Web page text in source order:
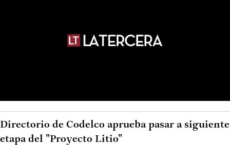
Directorio de Codelco aprueba pasar a siguiente
etapa del "Proyecto Litio"